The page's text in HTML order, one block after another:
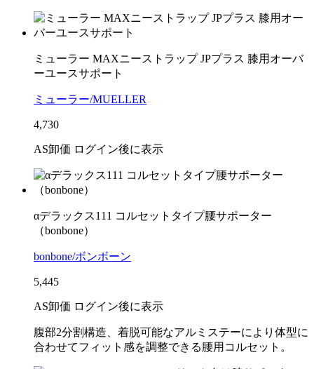
ミューラー MAXニーストラップ JPプラス 膝用オーバ
ーユースサポート
ミューラー/MUELLER
4,730
AS卸価 ログイン後に表示
αデラックス111 コルセットタイプ腰サポーター
（bonbone）
bonbone/ボンボーン
5,445
AS卸価 ログイン後に表示
腹部2分割構造、着脱可能なアルミステーにより体型に
合わせてフィット感を調整できる腰用コルセット。